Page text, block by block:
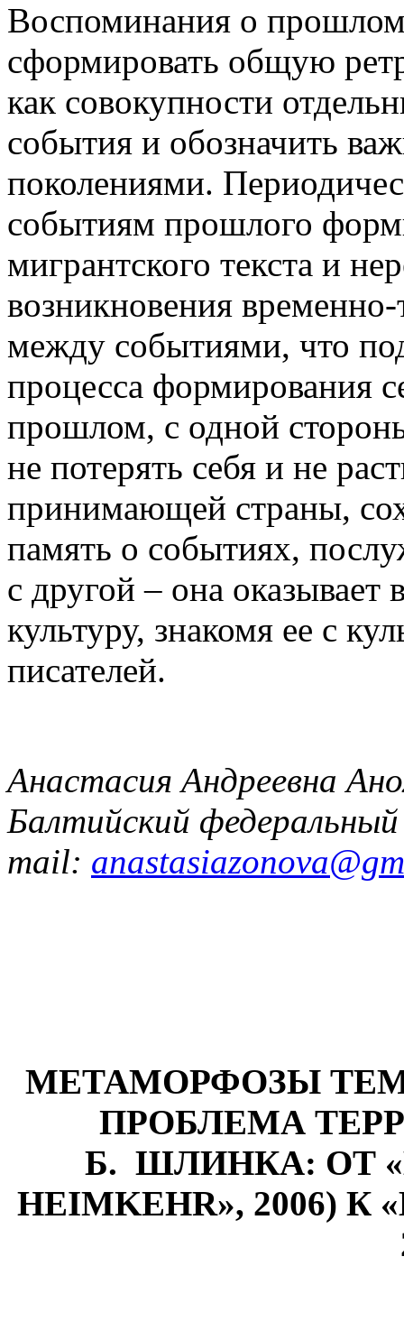
Воспоминания о прошлом
сформировать общую
как совокупности
события и обозначить
поколениями.
событиям прошлого
мигрантского текста и
возникновения
между событиями, что
процесса формирования
прошлом, с одной
не потерять себя и не
принимающей страны,
память о событиях,
с другой – она
культуру, знакомя ее с
писателей.
Анастасия Андреевна
Балтийский
mail:
МЕТАМОРФОЗЫ
ПРОБЛЕМА
Б. ШЛИНКА: ОТ
HEIMKEHR», 2006) К